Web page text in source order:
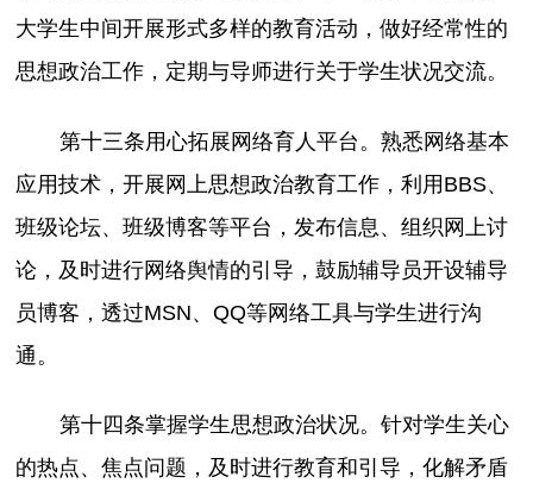
大学生中间开展形式多样的教育活动，做好经常性的
思想政治工作，定期与导师进行关于学生状况交流。
第十三条用心拓展网络育人平台。熟悉网络基本
应用技术，开展网上思想政治教育工作，利用BBS、
班级论坛、班级博客等平台，发布信息、组织网上讨
论，及时进行网络舆情的引导，鼓励辅导员开设辅导
员博客，透过MSN、QQ等网络工具与学生进行沟
通。
第十四条掌握学生思想政治状况。针对学生关心
的热点、焦点问题，及时进行教育和引导，化解矛盾